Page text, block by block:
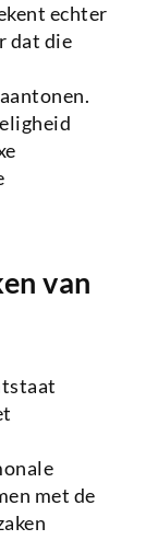
echter
dat die
van
met de